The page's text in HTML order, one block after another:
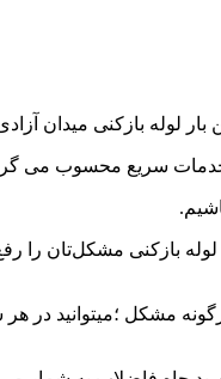
لوله بازکنی میدان
و خدمات سریع محسوب می
لوله بازکنی مشکل‌تان را
مشکل ؛میتوانید در هر